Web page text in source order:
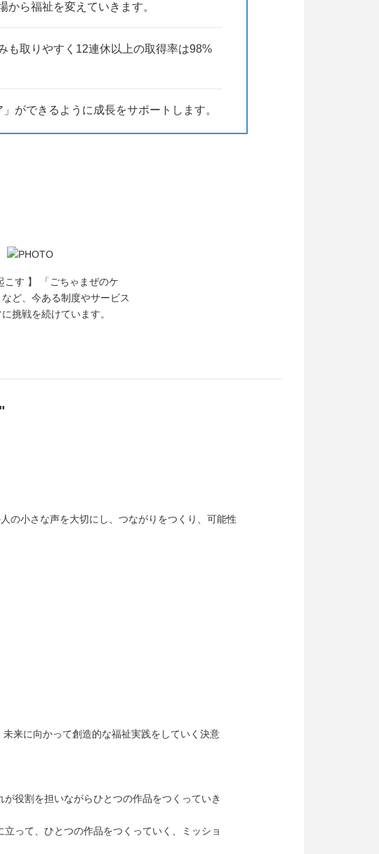
から福祉を変えていきます。
も取りやすく12連休以上の取得率は98%
ができるように成長をサポートします。
こす 】 「ごちゃまぜのケ
ど、今ある制度やサービス
挑戦を続けています。
の小さな声を大切にし、つながりをつくり、可能性
来に向かって創造的な福祉実践をしていく決意
役割を担いながらひとつの作品をつくっていき
って、ひとつの作品をつくっていく、ミッショ